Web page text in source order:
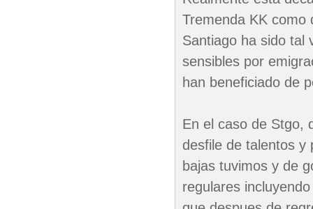
Tremenda KK como
Santiago ha sido tal
sensibles por
han beneficiado de
En el caso de Stgo,
desfile de talentos y
bajas tuvimos y de
regulares